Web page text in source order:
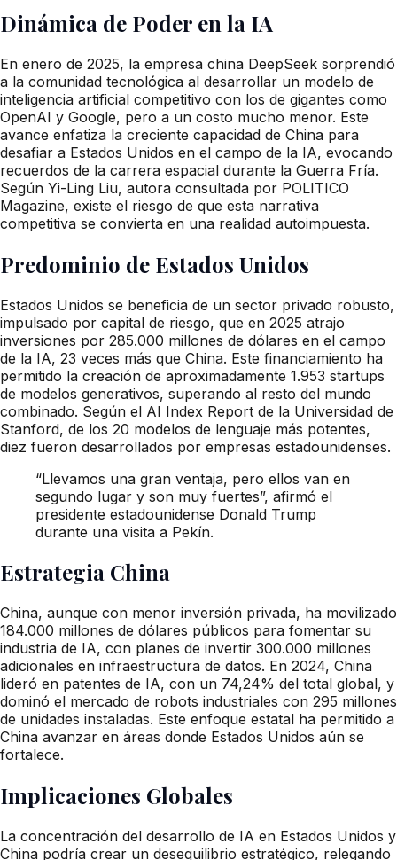
Dinámica de Poder en la IA
En enero de 2025, la empresa china DeepSeek sorprendió
a la comunidad tecnológica al desarrollar un modelo de
inteligencia artificial competitivo con los de gigantes como
OpenAI y Google, pero a un costo mucho menor. Este
avance enfatiza la creciente capacidad de China para
desafiar a Estados Unidos en el campo de la IA, evocando
recuerdos de la carrera espacial durante la Guerra Fría.
Según Yi-Ling Liu, autora consultada por POLITICO
Magazine, existe el riesgo de que esta narrativa
competitiva se convierta en una realidad autoimpuesta.
Predominio de Estados Unidos
Estados Unidos se beneficia de un sector privado robusto,
impulsado por capital de riesgo, que en 2025 atrajo
inversiones por 285.000 millones de dólares en el campo
de la IA, 23 veces más que China. Este financiamiento ha
permitido la creación de aproximadamente 1.953 startups
de modelos generativos, superando al resto del mundo
combinado. Según el AI Index Report de la Universidad de
Stanford, de los 20 modelos de lenguaje más potentes,
diez fueron desarrollados por empresas estadounidenses.
“Llevamos una gran ventaja, pero ellos van en
segundo lugar y son muy fuertes”, afirmó el
presidente estadounidense Donald Trump
durante una visita a Pekín.
Estrategia China
China, aunque con menor inversión privada, ha movilizado
184.000 millones de dólares públicos para fomentar su
industria de IA, con planes de invertir 300.000 millones
adicionales en infraestructura de datos. En 2024, China
lideró en patentes de IA, con un 74,24% del total global, y
dominó el mercado de robots industriales con 295 millones
de unidades instaladas. Este enfoque estatal ha permitido a
China avanzar en áreas donde Estados Unidos aún se
fortalece.
Implicaciones Globales
La concentración del desarrollo de IA en Estados Unidos y
China podría crear un desequilibrio estratégico, relegando